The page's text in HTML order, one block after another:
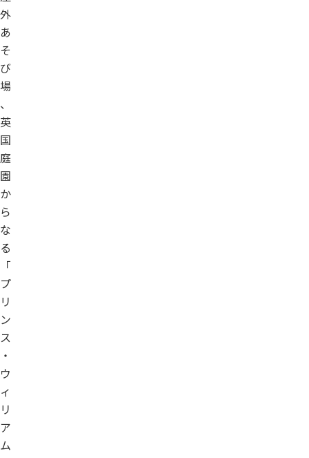
外
あ
そ
び
場
、
英
国
庭
園
か
ら
な
る
「
プ
リ
ン
ス
・
ウ
ィ
リ
ア
ム